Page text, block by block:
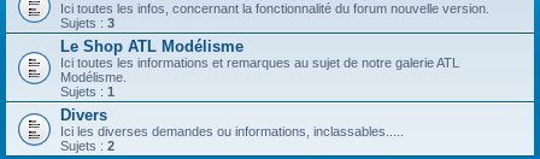
Ici toutes les infos, concernant la fonctionnalité du forum nouvelle version.
Sujets : 3
Le Shop ATL Modélisme
Ici toutes les informations et remarques au sujet de notre galerie ATL
Modélisme.
Sujets : 1
Divers
Ici les diverses demandes ou informations, inclassables.....
Sujets : 2